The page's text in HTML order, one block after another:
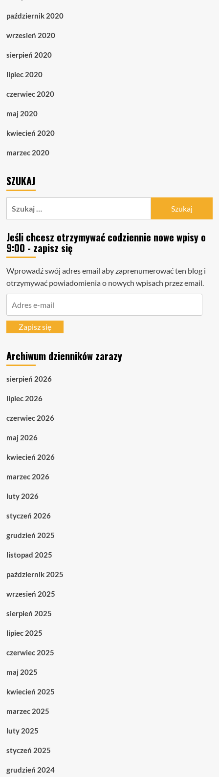
październik 2020
wrzesień 2020
sierpień 2020
lipiec 2020
czerwiec 2020
maj 2020
kwiecień 2020
marzec 2020
SZUKAJ
Jeśli chcesz otrzymywać codziennie nowe wpisy o
9:00 - zapisz się
Wprowadź swój adres email aby zaprenumerować ten blog i
otrzymywać powiadomienia o nowych wpisach przez email.
mailZapisz się
Archiwum dzienników zarazy
sierpień 2026
lipiec 2026
czerwiec 2026
maj 2026
kwiecień 2026
marzec 2026
luty 2026
styczeń 2026
grudzień 2025
listopad 2025
październik 2025
wrzesień 2025
sierpień 2025
lipiec 2025
czerwiec 2025
maj 2025
kwiecień 2025
marzec 2025
luty 2025
styczeń 2025
grudzień 2024